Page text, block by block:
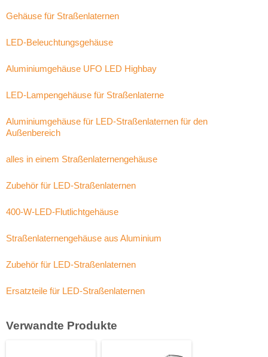
Gehäuse für Straßenlaternen
LED-Beleuchtungsgehäuse
Aluminiumgehäuse UFO LED Highbay
LED-Lampengehäuse für Straßenlaterne
Aluminiumgehäuse für LED-Straßenlaternen für den
Außenbereich
alles in einem Straßenlaternengehäuse
Zubehör für LED-Straßenlaternen
400-W-LED-Flutlichtgehäuse
Straßenlaternengehäuse aus Aluminium
Zubehör für LED-Straßenlaternen
Ersatzteile für LED-Straßenlaternen
Verwandte Produkte